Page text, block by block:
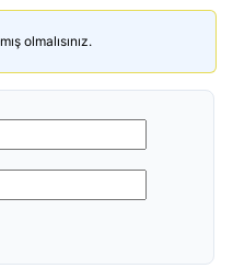
olmalısınız.